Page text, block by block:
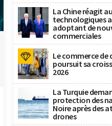
La Chine réagit
technologiques
adoptant de
commerciales
Le commerce de
poursuit sa
2026
La Turquie
protection des
Noire après des
drones